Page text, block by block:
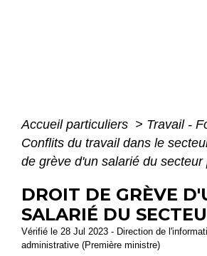
Accueil particuliers > Travail -
Conflits du travail dans le
de grève d'un salarié du secteur
DROIT DE GRÈVE
SALARIÉ DU
Vérifié le 28 Jul 2023 - Direction de
administrative (Première ministre)